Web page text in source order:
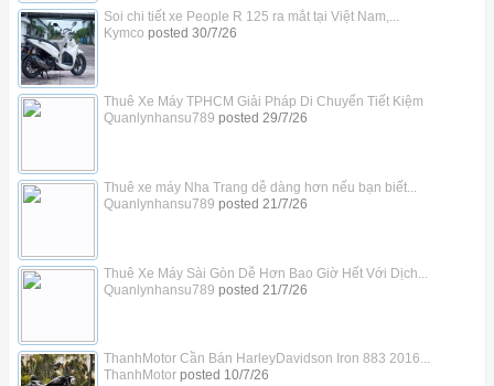
Soi chi tiết xe People R 125 ra mắt tại Việt Nam,...
Kymco posted 30/7/26
Thuê Xe Máy TPHCM Giải Pháp Di Chuyển Tiết Kiệm
Quanlynhansu789 posted 29/7/26
Thuê xe máy Nha Trang dễ dàng hơn nếu bạn biết...
Quanlynhansu789 posted 21/7/26
Thuê Xe Máy Sài Gòn Dễ Hơn Bao Giờ Hết Với Dịch...
Quanlynhansu789 posted 21/7/26
ThanhMotor Cần Bán HarleyDavidson Iron 883 2016...
ThanhMotorposted 10/7/26